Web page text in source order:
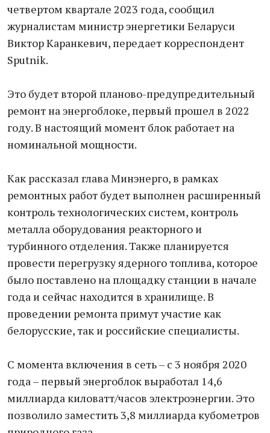
четвертом квартале 2023 года, сообщил
журналистам министр энергетики Беларуси
Виктор Каранкевич, передает корреспондент
Sputnik.
Это будет второй планово-предупредительный
ремонт на энергоблоке, первый прошел в 2022
году. В настоящий момент блок работает на
номинальной мощности.
Как рассказал глава Минэнерго, в рамках
ремонтных работ будет выполнен расширенный
контроль технологических систем, контроль
металла оборудования реакторного и
турбинного отделения. Также планируется
провести перегрузку ядерного топлива, которое
было поставлено на площадку станции в начале
года и сейчас находится в хранилище. В
проведении ремонта примут участие как
белорусские, так и российские специалисты.
С момента включения в сеть – с 3 ноября 2020
года – первый энергоблок выработал 14,6
миллиарда киловатт/часов электроэнергии. Это
позволило заместить 3,8 миллиарда кубометров